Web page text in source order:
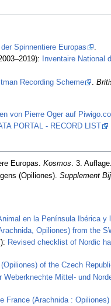
Spinnentiere Europas
.
Inventaire National
Recording Scheme
von Pierre Oger auf
PORTAL - RECORD LIST
Europas. Kosmos. 3.
(Opiliones). Supplement
en la Península Ibérica y
Opiliones) from the
Revised checklist of Nordic
of the Czech
Weberknechte Mittel- und
France (Arachnida :